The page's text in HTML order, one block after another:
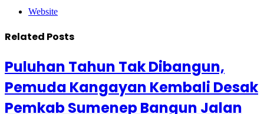
Website
Related Posts
Puluhan Tahun Tak Dibangun,
Pemuda Kangayan Kembali Desak
Pemkab Sumenep Bangun Jalan